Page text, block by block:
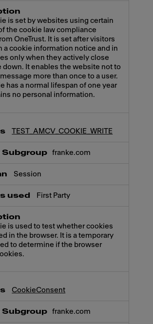
is set by websites using certain
the cookie law compliance
OneTrust. It is set after visitors
a cookie information notice and in
only when they actively close
down. It enables the website not to
more than once to a user.
has a normal lifespan of one year
no personal information.
TEST_AMCV_COOKIE_WRITE
franke.com
Session
First Party
is used to test whether cookies
in the browser. It is a temporary
to determine if the browser
CookieConsent
franke.com